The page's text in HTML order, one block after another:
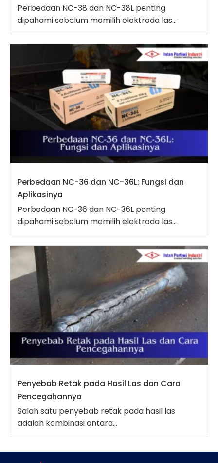
Perbedaan NC-38 dan NC-38L penting
dipahami sebelum memilih elektroda las...
Perbedaan NC-36 dan NC-36L: Fungsi dan
Aplikasinya
Perbedaan NC-36 dan NC-36L penting
dipahami sebelum memilih elektroda las...
Penyebab Retak pada Hasil Las dan Cara
Pencegahannya
Salah satu penyebab retak pada hasil las
adalah kombinasi antara...